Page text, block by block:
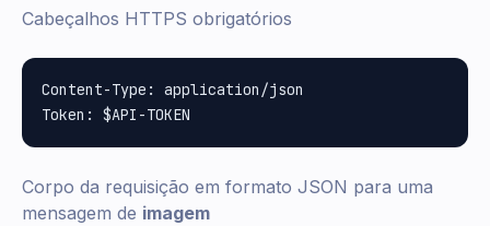
Cabeçalhos HTTPS obrigatórios
Content-Type: application/json
Corpo da requisição em formato JSON para uma
mensagem de imagem